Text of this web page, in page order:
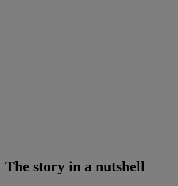
The story in a nutshell